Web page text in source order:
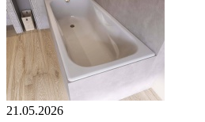
21.05.2026